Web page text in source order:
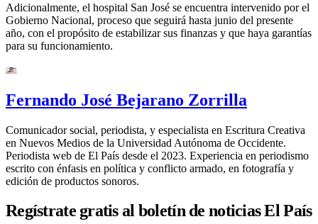
Adicionalmente, el hospital San José se encuentra intervenido por el
Gobierno Nacional, proceso que seguirá hasta junio del presente
año, con el propósito de estabilizar sus finanzas y que haya garantías
para su funcionamiento.
Fernando José Bejarano Zorrilla
Comunicador social, periodista, y especialista en Escritura Creativa
en Nuevos Medios de la Universidad Autónoma de Occidente.
Periodista web de El País desde el 2023. Experiencia en periodismo
escrito con énfasis en política y conflicto armado, en fotografía y
edición de productos sonoros.
Regístrate gratis al boletín de noticias El País